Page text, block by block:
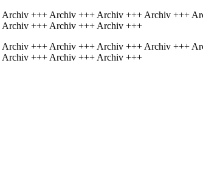
+++ Archiv +++ Archiv +++ Archiv +++
+++ Archiv +++ Archiv +++
+++ Archiv +++ Archiv +++ Archiv +++
+++ Archiv +++ Archiv +++